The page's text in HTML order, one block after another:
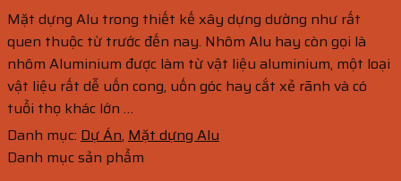
Mặt dựng Alu trong thiết kế xây dựng dường như rất
quen thuộc từ trước đến nay. Nhôm Alu hay còn gọi là
nhôm Aluminium được làm từ vật liệu aluminium, một loại
vật liệu rất dễ uốn cong, uốn góc hay cắt xẻ rãnh và có
tuổi thọ khác lớn …
Danh mục: Dự Án, Mặt dựng Alu
Danh mục sản phẩm